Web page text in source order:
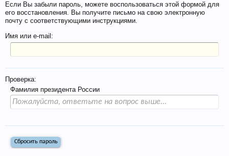
Если Вы забыли пароль, можете воспользоваться этой формой для
его восстановления. Вы получите письмо на свою электронную
почту с соответствующими инструкциями.
Имя или e-mail:
Проверка:
Фамилия президента России